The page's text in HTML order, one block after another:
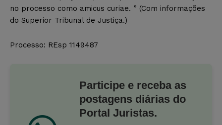
no processo como amicus curiae. ” (Com informações
do Superior Tribunal de Justiça.)
Processo: REsp 1149487
Participe e receba as
postagens diárias do
Portal Juristas.